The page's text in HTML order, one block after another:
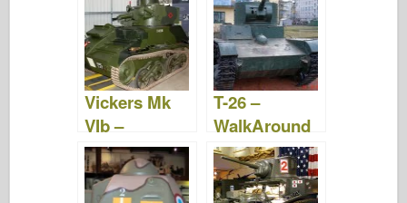
Vickers Mk
VIb –
Caminar
T-26 –
WalkAround